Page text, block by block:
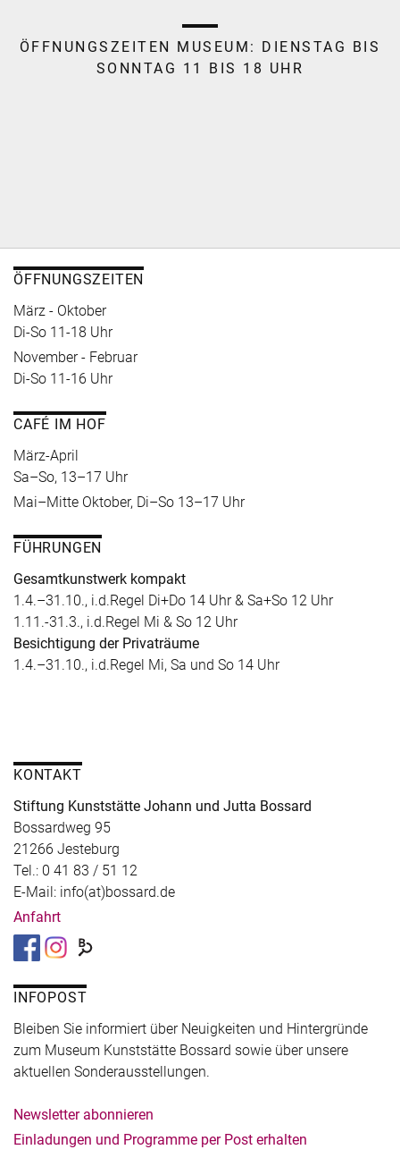
ÖFFNUNGSZEITEN MUSEUM: DIENSTAG BIS
SONNTAG 11 BIS 18 UHR
ÖFFNUNGSZEITEN
März - Oktober
Di-So 11-18 Uhr
November - Februar
Di-So 11-16 Uhr
CAFÉ IM HOF
März-April
Sa–So, 13–17 Uhr
Mai–Mitte Oktober, Di–So 13–17 Uhr
FÜHRUNGEN
Gesamtkunstwerk kompakt
1.4.–31.10., i.d.Regel Di+Do 14 Uhr & Sa+So 12 Uhr
1.11.-31.3., i.d.Regel Mi & So 12 Uhr
Besichtigung der Privaträume
1.4.–31.10., i.d.Regel Mi, Sa und So 14 Uhr
KONTAKT
Stiftung Kunststätte Johann und Jutta Bossard
Bossardweg 95
21266 Jesteburg
Tel.: 0 41 83 / 51 12
E-Mail: info(at)bossard.de
Anfahrt
INFOPOST
Bleiben Sie informiert über Neuigkeiten und Hintergründe
zum Museum Kunststätte Bossard sowie über unsere
aktuellen Sonderausstellungen.
Newsletter abonnieren
Einladungen und Programme per Post erhalten